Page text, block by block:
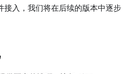
接入，我们将在后续的版本中逐步